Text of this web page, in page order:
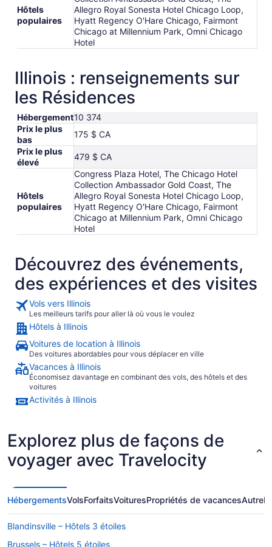
Hôtels
populaires
Allegro Royal Sonesta Hotel Chicago Loop,
Hyatt Regency O'Hare Chicago, Fairmont
Chicago at Millennium Park, Omni Chicago
Hotel
Illinois : renseignements sur
les Résidences
Hébergement10 374
Prix le plus
bas
175 $ CA
Prix le plus
élevé
479 $ CA
Hôtels
populaires
Congress Plaza Hotel, The Chicago Hotel
Collection Ambassador Gold Coast, The
Allegro Royal Sonesta Hotel Chicago Loop,
Hyatt Regency O'Hare Chicago, Fairmont
Chicago at Millennium Park, Omni Chicago
Hotel
Découvrez des événements,
des expériences et des visites
Vols vers Illinois
Les meilleurs tarifs pour aller là où vous le voulez
Hôtels à Illinois
Voitures de location à Illinois
Des voitures abordables pour vous déplacer en ville
Vacances à Illinois
Économisez davantage en combinant des vols, des hôtels et des
voitures
Activités à Illinois
Explorez plus de façons de
voyager avec Travelocity
HébergementsVolsForfaitsVoituresPropriétés de vacancesAutre
Blandinsville – Hôtels 3 étoiles
Brussels – Hôtels 5 étoiles